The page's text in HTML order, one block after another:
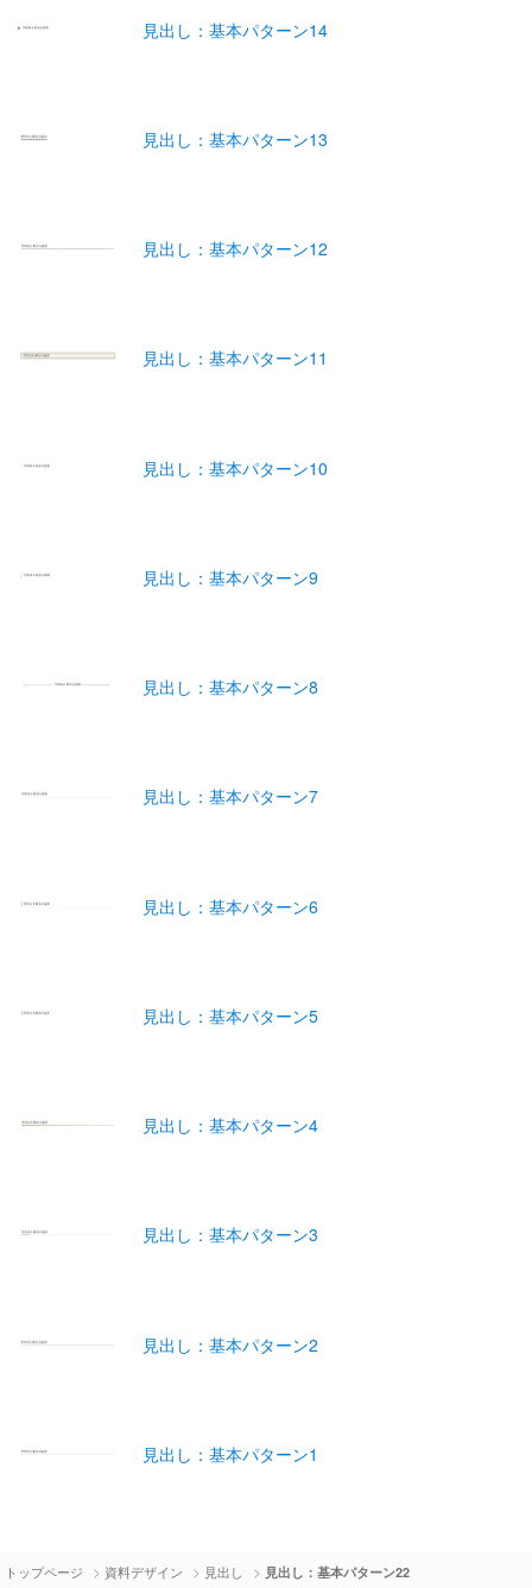
見出し：基本パターン14
見出し：基本パターン13
見出し：基本パターン12
見出し：基本パターン11
見出し：基本パターン10
見出し：基本パターン9
見出し：基本パターン8
見出し：基本パターン7
見出し：基本パターン6
見出し：基本パターン5
見出し：基本パターン4
見出し：基本パターン3
見出し：基本パターン2
見出し：基本パターン1
トップページ > 資料デザイン > 見出し > 見出し：基本パターン22